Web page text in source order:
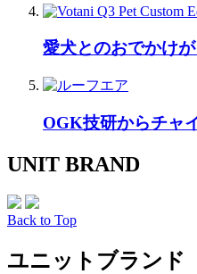
愛犬とのおでかけ
OGK技研からチャ
UNIT BRAND
Back to Top
ユニットブランド